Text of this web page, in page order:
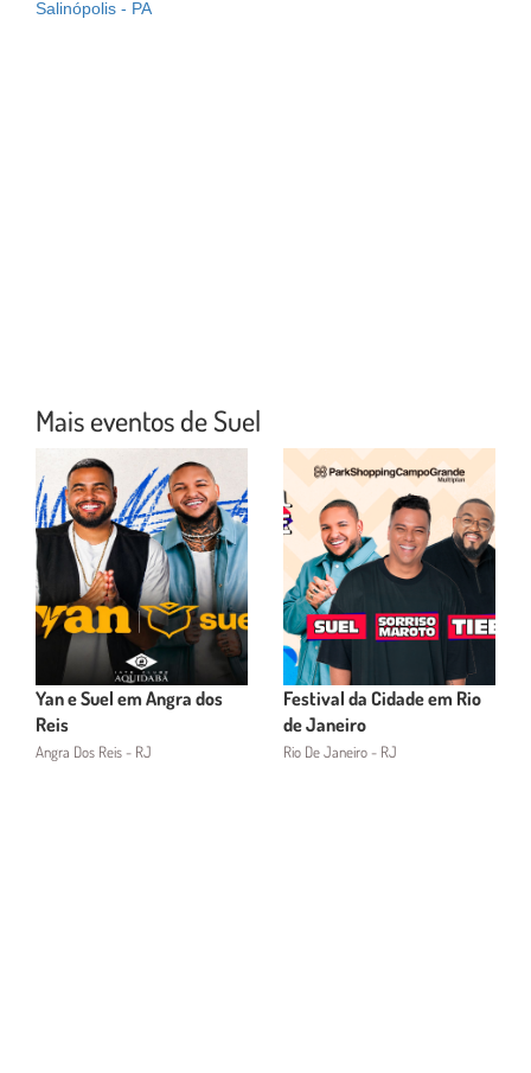
Salinópolis - PA
Mais eventos de Suel
Yan e Suel em Angra dos
Reis
Angra Dos Reis - RJ
Festival da Cidade em Rio
de Janeiro
Rio De Janeiro - RJ